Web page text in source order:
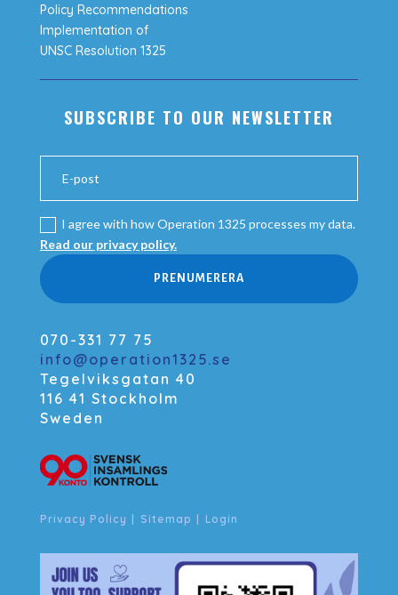
Policy Recommendations
Implementation of
UNSC Resolution 1325
SUBSCRIBE TO OUR NEWSLETTER
I agree with how Operation 1325 processes my data.
Read our privacy policy.
PRENUMERERA
070-331 77 75
info@operation1325.se
Tegelviksgatan 40
116 41 Stockholm
Sweden
Privacy Policy Sitemap Login